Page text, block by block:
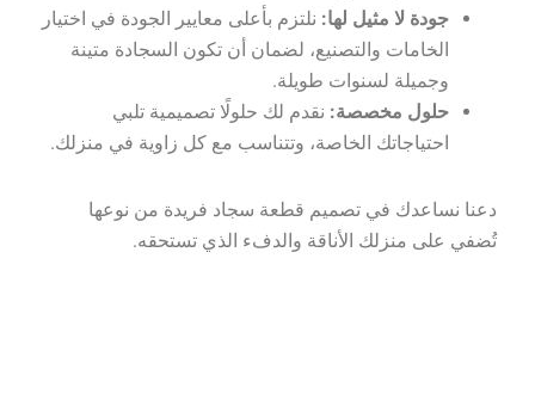
جودة لا مثيل لها: نلتزم بأعلى معايير الجودة في اختيار
الخامات والتصنيع، لضمان أن تكون السجادة متينة
وجميلة لسنوات طويلة.
حلول مخصصة: نقدم لك حلولًا تصميمية تلبي
احتياجاتك الخاصة، وتتناسب مع كل زاوية في منزلك.
دعنا نساعدك في تصميم قطعة سجاد فريدة من نوعها
تُضفي على منزلك الأناقة والدفء الذي تستحقه.